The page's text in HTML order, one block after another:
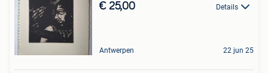
€ 25,00 Details
Antwerpen 22 jun 25